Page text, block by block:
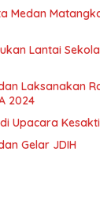
Medan
Lantai
Laksanakan
2024
Upacara
Gelar JDIH